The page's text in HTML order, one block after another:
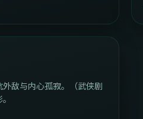
敌与内心孤寂。（武侠剧